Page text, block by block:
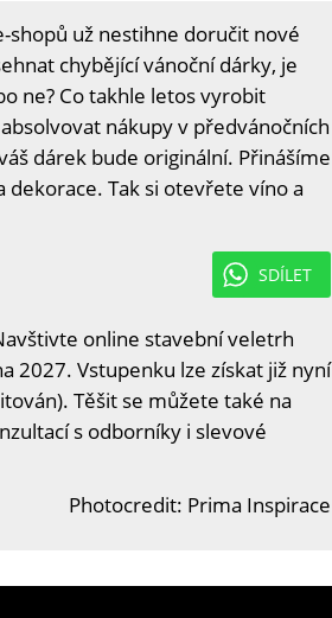
shopů už nestihne doručit nové
chybějící vánoční dárky, je
ne? Co takhle letos vyrobit
nákupy v předvánočních
dárek bude originální. Přinášíme
Tak si otevřete víno a
SDÍLET
online stavební veletrh
2027. Vstupenku lze získat již nyní
Těšit se můžete také na
s odborníky i slevové
Photocredit: Prima Inspirace